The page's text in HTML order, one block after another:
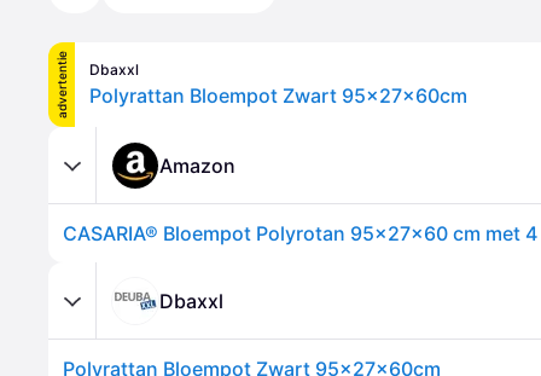
advertentie Dbaxxl
Polyrattan Bloempot Zwart 95x27x60cm
Amazon
Dbaxxl
Polyrattan Bloempot Zwart 95x27x60cm